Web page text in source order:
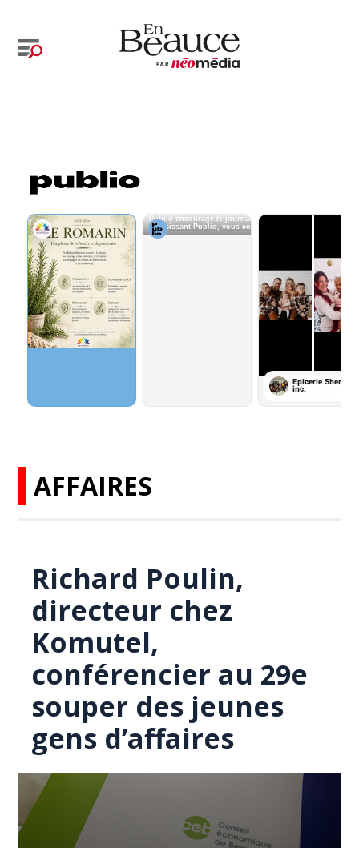
AFFAIRES
Richard Poulin,
directeur chez
Komutel,
conférencier au 29e
souper des jeunes
gens d’affaires